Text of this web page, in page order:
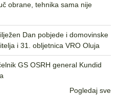
obrane, tehnika sama nije
Dan pobjede i domovinske
i 31. obljetnica VRO Oluja
GS OSRH general Kundid
Pogledaj sve